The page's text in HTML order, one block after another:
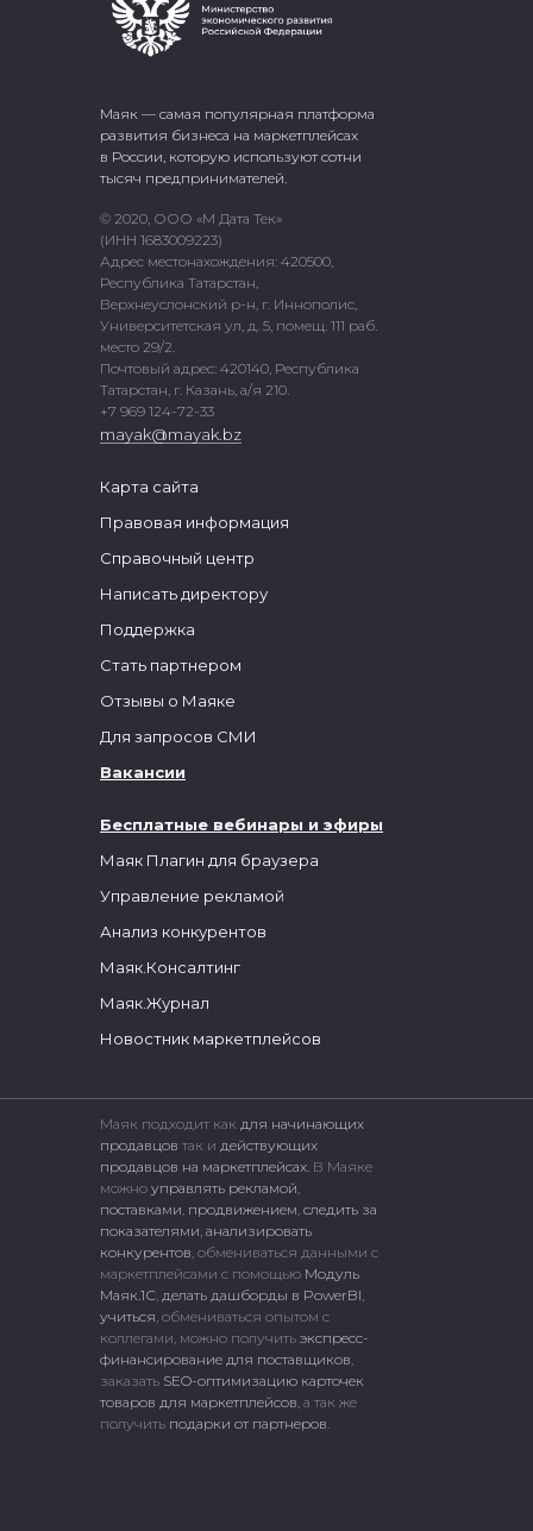
Маяк — самая популярная платформа
развития бизнеса на маркетплейсах
в России, которую используют сотни
тысяч предпринимателей.
© 2020, ООО «М Дата Тек»
(ИНН 1683009223)
Адрес местонахождения: 420500,
Республика Татарстан,
Верхнеуслонский р-н, г. Иннополис,
Университетская ул, д. 5, помещ. 111 раб.
место 29/2.
Почтовый адрес: 420140, Республика
Татарстан, г. Казань, а/я 210.
+7 969 124-72-33
mayak@mayak.bz
Бесплатные вебинары и эфиры
Маяк Плагин для браузера
Управление рекламой
Анализ конкурентов
Маяк.Консалтинг
Маяк.Журнал
Новостник маркетплейсов
Карта сайта
Правовая информация
Справочный центр
Написать директору
Поддержка
Стать партнером
Отзывы о Маяке
Для запросов СМИ
Вакансии
Маяк подходит как для начинающих
продавцов так и действующих
продавцов на маркетплейсах. В Маяке
можно управлять рекламой
поставками продвижением следить за
показателями анализировать
конкурентов , обмениваться данными с
маркетплейсами c помощью Модуль
Маяк.1С делать дашборды в PowerBI
учиться , обмениваться опытом с
коллегами, можно получить экспресс-
финансирование для поставщиков
заказать SEO-оптимизацию карточек
товаров для маркетплейсов , а так же
получить подарки от партнеров